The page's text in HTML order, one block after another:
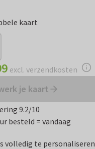
kaart
verzendkosten
excl. verzendkosten
je kaart
9.2/10
besteld = vandaag
volledig te personaliseren